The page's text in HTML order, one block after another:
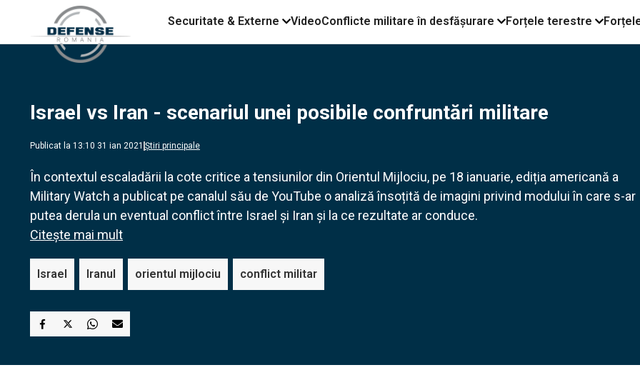
Securitate & Externe VideoConflicte militare în desfășurare Forțele terestre
Israel vs Iran - scenariul unei posibile confruntări militare
Publicat la 13:10 31 ian 2021 Știri principale
În contextul escaladării la cote critice a tensiunilor din Orientul Mijlociu, pe 18 ianuarie, ediția americană a
Military Watch a publicat pe canalul său de YouTube o analiză însoțită de imagini privind modului în care s-ar
putea derula un eventual conflict între Israel și Iran și la ce rezultate ar conduce.
Citește mai mult
Israel Iranul orientul mijlociu conflict militar